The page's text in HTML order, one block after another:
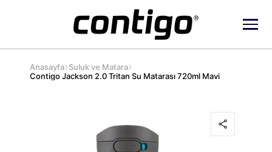
Anasayfa›Suluk ve Matara›
Contigo Jackson 2.0 Tritan Su Matarası 720ml Mavi